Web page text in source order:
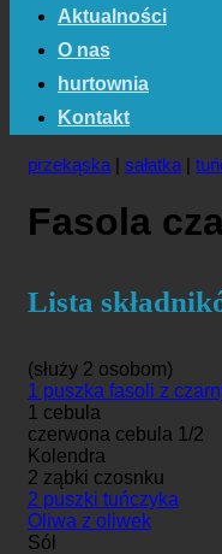
Aktualności
O nas
hurtownia
Kontakt
przekąska | sałatka |
Fasola
Lista
(służy 2 osobom)
1 puszka fasoli z
1 cebula
czerwona cebula 1/2
Kolendra
2 ząbki czosnku
2 puszki tuńczyka
Oliwa z oliwek
Sól